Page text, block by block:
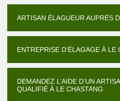
ARTISAN ÉLAGUEUR AUPRÈS
ENTREPRISE D’ÉLAGAGE À LE
DEMANDEZ L’AIDE D’UN
QUALIFIÉ À LE CHASTANG